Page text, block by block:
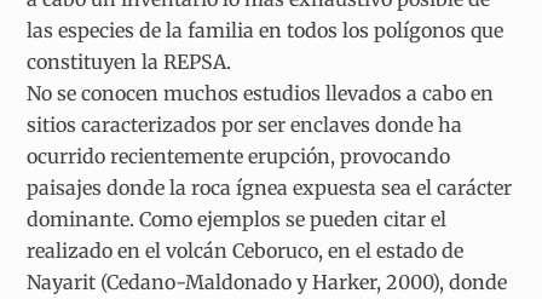
las especies de la familia en todos los polígonos que
constituyen la REPSA.
No se conocen muchos estudios llevados a cabo en
sitios caracterizados por ser enclaves donde ha
ocurrido recientemente erupción, provocando
paisajes donde la roca ígnea expuesta sea el carácter
dominante. Como ejemplos se pueden citar el
realizado en el volcán Ceboruco, en el estado de
Nayarit (Cedano-Maldonado y Harker, 2000), donde